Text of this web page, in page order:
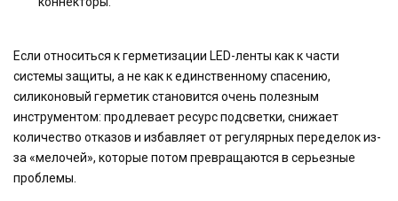
Если относиться к герметизации LED-ленты как к части
системы защиты, а не как к единственному спасению,
силиконовый герметик становится очень полезным
инструментом: продлевает ресурс подсветки, снижает
количество отказов и избавляет от регулярных переделок из-
за «мелочей», которые потом превращаются в серьезные
проблемы.